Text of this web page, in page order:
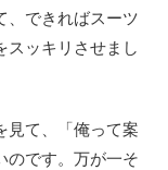
、できればスーツ
スッキリさせまし
見て、「俺って案
のです。万が一そ